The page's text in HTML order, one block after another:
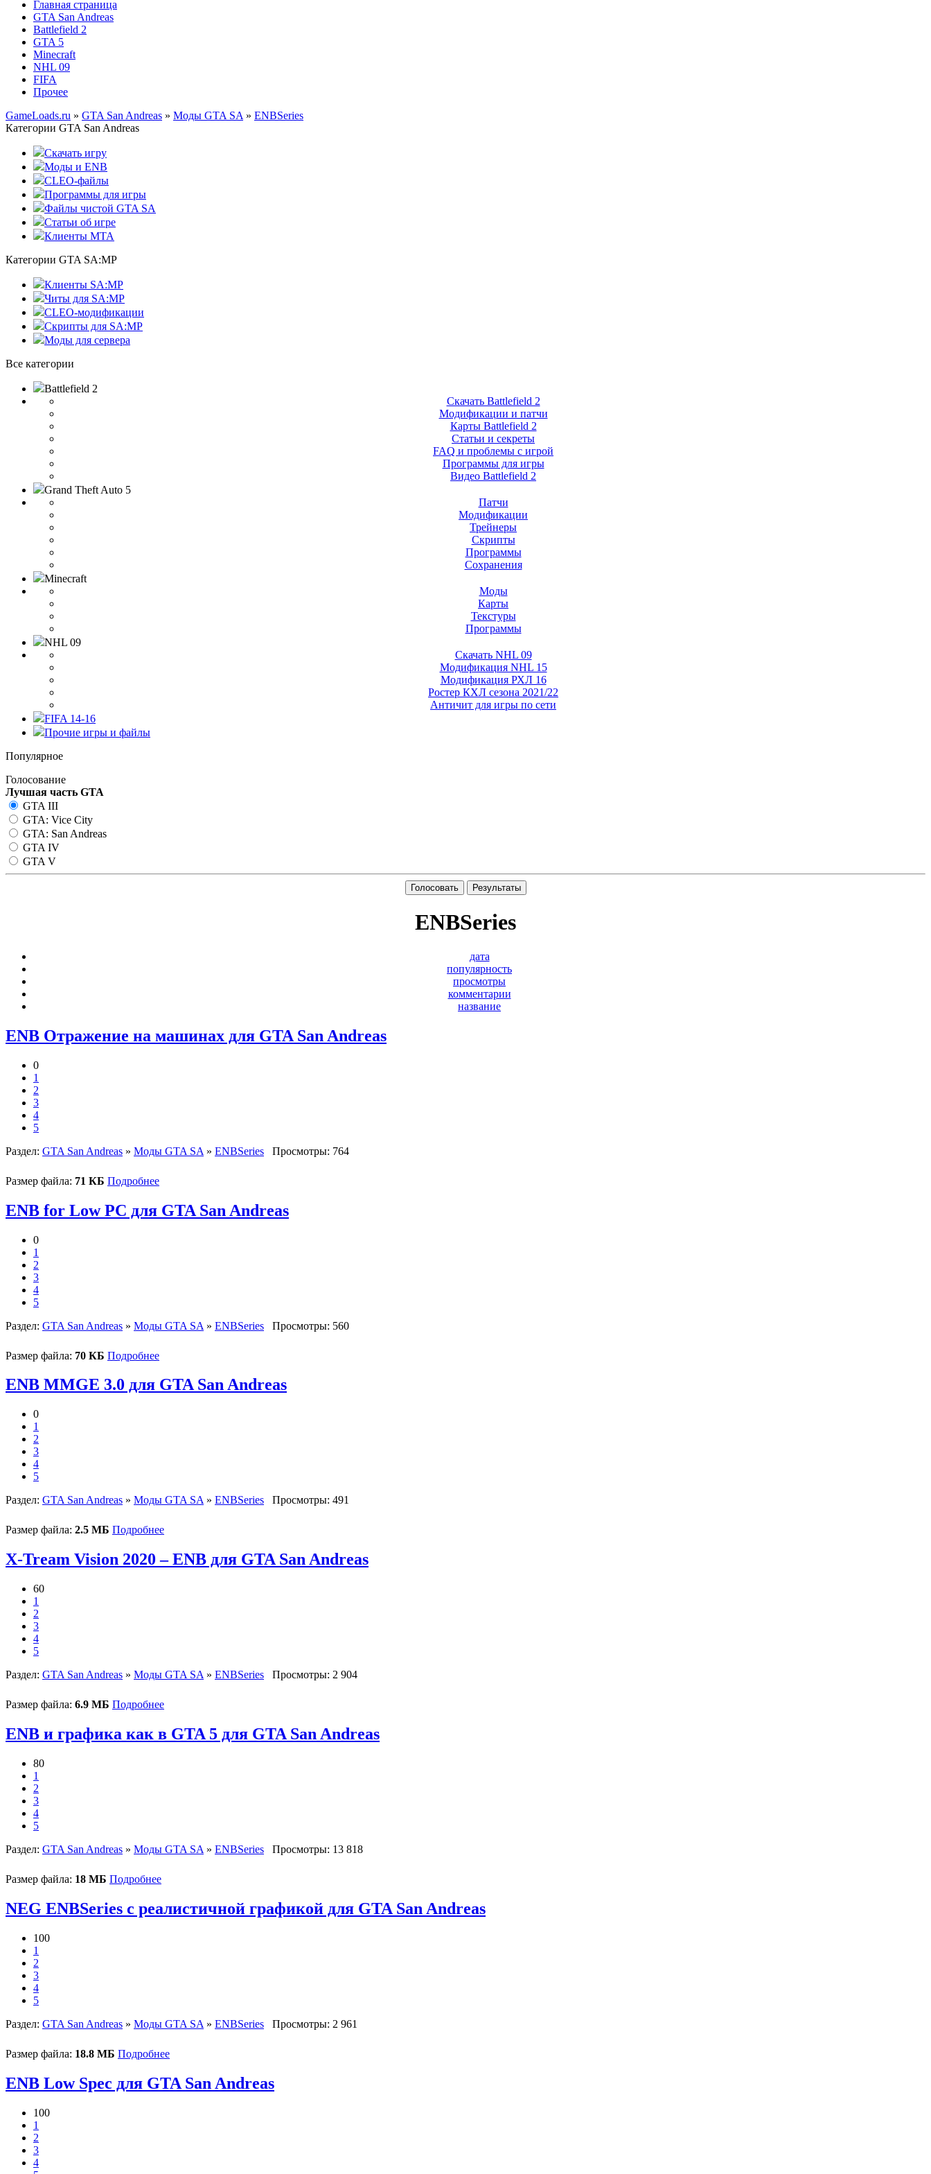
Главная страница
GTA San Andreas
Battlefield 2
GTA 5
Minecraft
NHL 09
FIFA
Прочее
GameLoads.ru » GTA San Andreas » Моды GTA SA » ENBSeries
Категории GTA San Andreas
Скачать игру
Моды и ENB
CLEO-файлы
Программы для игры
Файлы чистой GTA SA
Статьи об игре
Клиенты MTA
Категории GTA SA:MP
Клиенты SA:MP
Читы для SA:MP
CLEO-модификации
Скрипты для SA:MP
Моды для сервера
Все категории
Battlefield 2
Скачать Battlefield 2
Модификации и патчи
Карты Battlefield 2
Статьи и секреты
FAQ и проблемы с игрой
Программы для игры
Видео Battlefield 2
Grand Theft Auto 5
Патчи
Модификации
Трейнеры
Скрипты
Программы
Сохранения
Minecraft
Моды
Карты
Текстуры
Программы
NHL 09
Скачать NHL 09
Модификация NHL 15
Модификация РХЛ 16
Ростер КХЛ сезона 2021/22
Античит для игры по сети
FIFA 14-16
Прочие игры и файлы
Популярное
Голосование
Лучшая часть GTA
GTA III
GTA: Vice City
GTA: San Andreas
GTA IV
GTA V
Голосовать Результаты
ENBSeries
дата
популярность
просмотры
комментарии
название
ENB Отражение на машинах для GTA San Andreas
0
1
2
3
4
5
Раздел: GTA San Andreas » Моды GTA SA » ENBSeries Просмотры: 764
Размер файла: 71 КБ Подробнее
ENB for Low PC для GTA San Andreas
0
1
2
3
4
5
Раздел: GTA San Andreas » Моды GTA SA » ENBSeries Просмотры: 560
Размер файла: 70 КБ Подробнее
ENB MMGE 3.0 для GTA San Andreas
0
1
2
3
4
5
Раздел: GTA San Andreas » Моды GTA SA » ENBSeries Просмотры: 491
Размер файла: 2.5 МБ Подробнее
X-Tream Vision 2020 – ENB для GTA San Andreas
60
1
2
3
4
5
Раздел: GTA San Andreas » Моды GTA SA » ENBSeries Просмотры: 2 904
Размер файла: 6.9 МБ Подробнее
ENB и графика как в GTA 5 для GTA San Andreas
80
1
2
3
4
5
Раздел: GTA San Andreas » Моды GTA SA » ENBSeries Просмотры: 13 818
Размер файла: 18 МБ Подробнее
NEG ENBSeries с реалистичной графикой для GTA San Andreas
100
1
2
3
4
5
Раздел: GTA San Andreas » Моды GTA SA » ENBSeries Просмотры: 2 961
Размер файла: 18.8 МБ Подробнее
ENB Low Spec для GTA San Andreas
100
1
2
3
4